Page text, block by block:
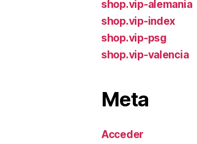
shop.vip-alemania
shop.vip-index
shop.vip-psg
shop.vip-valencia
Meta
Acceder